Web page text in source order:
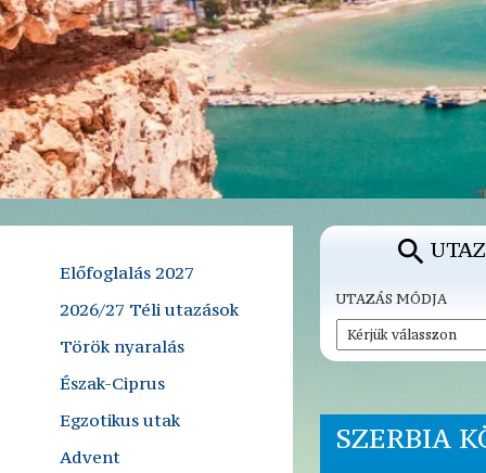
Előfoglalás 2027
2026/27 Téli utazások
Török nyaralás
Észak-Ciprus
Egzotikus utak
Advent
UTAZÁS MÓDJA
SZERBIA